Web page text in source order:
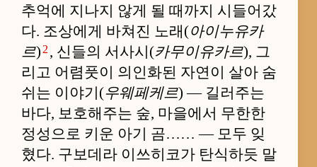
추억에 지나지 않게 될 때까지 시들어갔
다. 조상에게 바쳐진 노래(아이누유카
르) 2 , 신들의 서사시(카무이유카르), 그
리고 어렴풋이 의인화된 자연이 살아 숨
쉬는 이야기(우웨페케르) — 길러주는
바다, 보호해주는 숲, 마을에서 무한한
정성으로 키운 아기 곰…… — 모두 잊
혔다. 구보데라 이쓰히코가 탄식하듯 말